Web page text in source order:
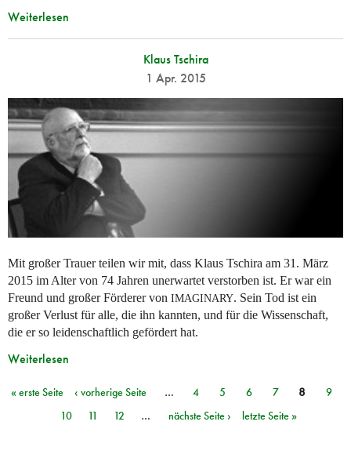
Weiterlesen
Klaus Tschira
1 Apr. 2015
Mit großer Trauer teilen wir mit, dass Klaus Tschira am 31. März
2015 im Alter von 74 Jahren unerwartet verstorben ist. Er war ein
Freund und großer Förderer von IMAGINARY. Sein Tod ist ein
großer Verlust für alle, die ihn kannten, und für die Wissenschaft,
die er so leidenschaftlich gefördert hat.
Weiterlesen
Seiten
« erste Seite ‹ vorherige Seite … 4 5 6 7 8
9
10
11 12 … nächste Seite › letzte Seite »